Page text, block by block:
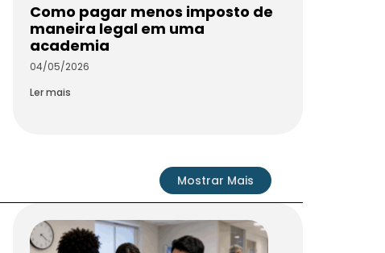
Como pagar menos imposto de
maneira legal em uma
academia
04/05/2026
Ler mais
Mostrar Mais